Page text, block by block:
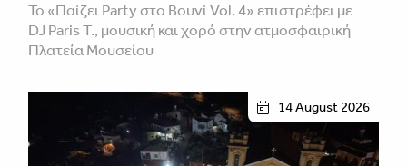
Το «Παίζει Party στο Βουνί Vol. 4» επιστρέφει με
DJ Paris T., μουσική και χορό στην ατμοσφαιρική
Πλατεία Μουσείου
14 August 2026